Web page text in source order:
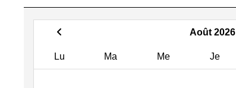
Août 2026
Lu Ma Me Je